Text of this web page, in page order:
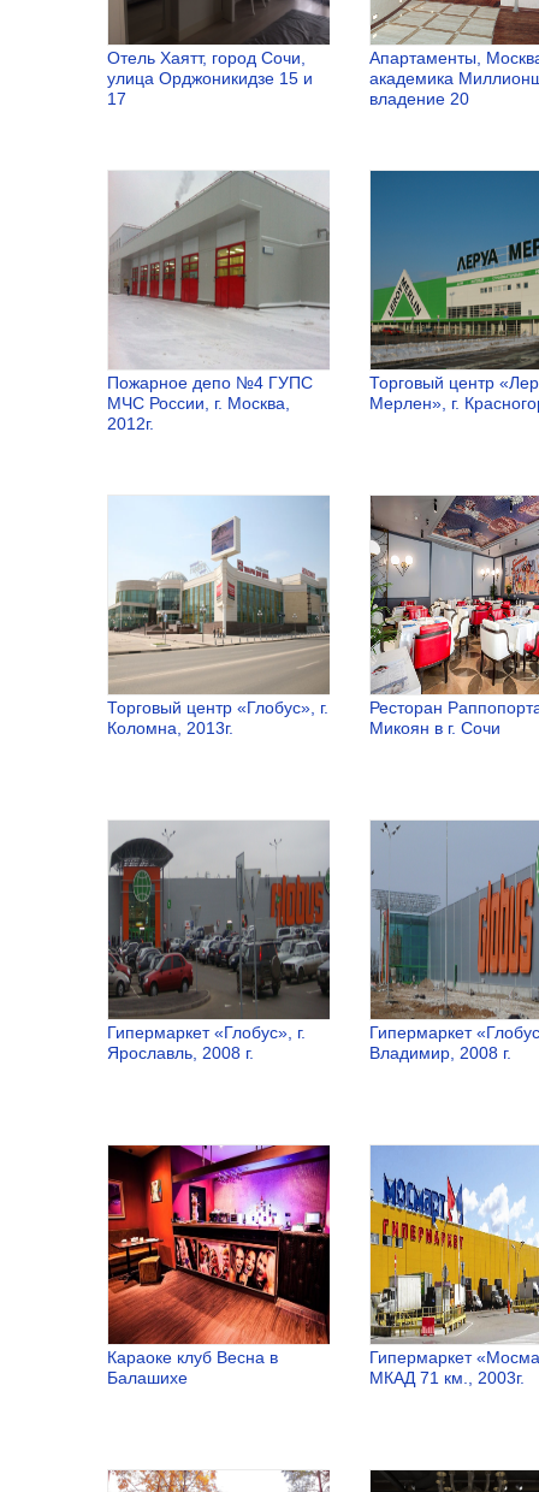
паротерма,
газоблока
установка
монолитной
конструкции до
Отель Хаятт, город Сочи,
улица Орджоникидзе 15 и
17
город Сочи,
улица
Орджоникидзе
15 и 17
Апартаменты,
академика
владение 20
Москва,
владение
Пожарное депо №4 ГУПС
МЧС России, г. Москва,
2012г.
№4 ГУПС МЧС
России, г.
Москва, 2012г.
Торговый центр
Мерлен», г.
центр
Мерлен», г.
Торговый центр «Глобус», г.
Коломна, 2013г.
центр
«Глобус», г.
Коломна,
2013г.
Ресторан
Микоян в г. Сочи
Раппопорта
Сочи
Гипермаркет «Глобус», г.
Ярославль, 2008 г.
«Глобус», г.
Ярославль,
2008 г.
Гипермаркет
Владимир, 2008 г.
«Глобус», г.
Владимир,
2008 г.
Караоке клуб Весна в
Балашихе
Весна в
Гипермаркет
МКАД 71 км., 2003г.
«Мосмарт»,